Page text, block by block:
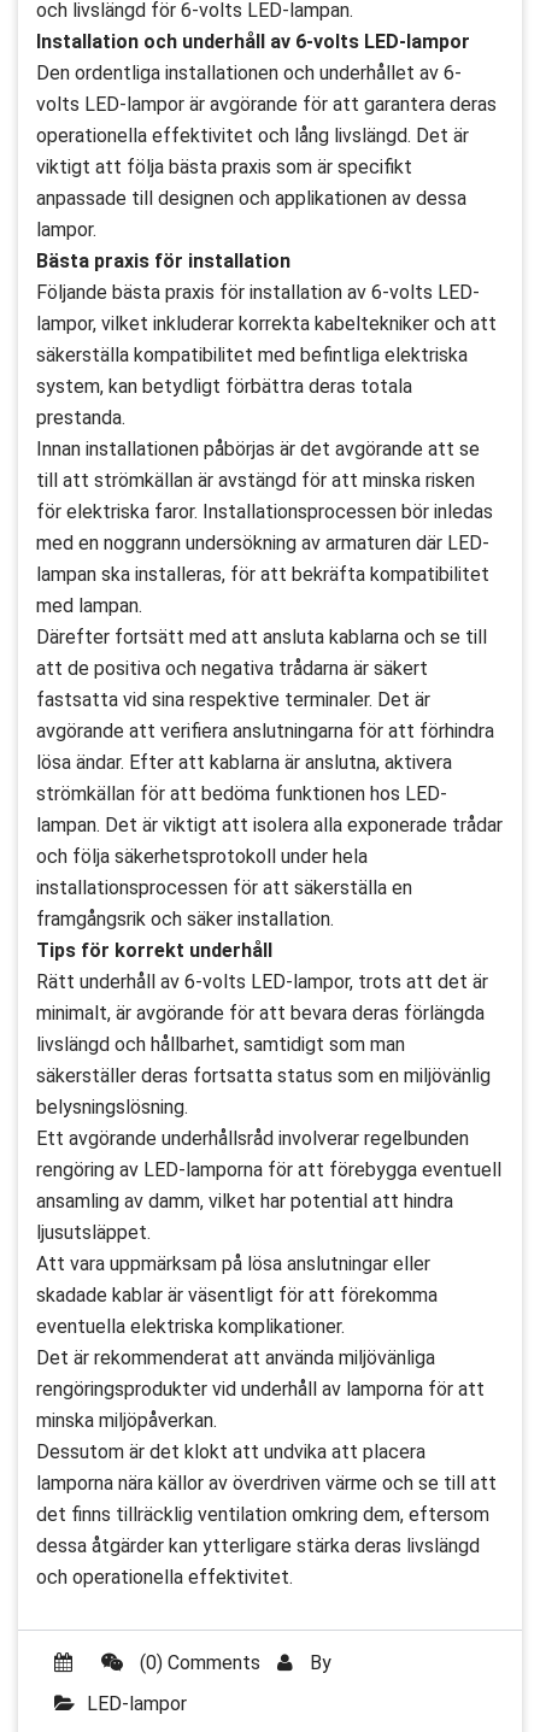
och livslängd för 6-volts LED-lampan.
Installation och underhåll av 6-volts LED-lampor
Den ordentliga installationen och underhållet av 6-
volts LED-lampor är avgörande för att garantera deras
operationella effektivitet och lång livslängd. Det är
viktigt att följa bästa praxis som är specifikt
anpassade till designen och applikationen av dessa
lampor.
Bästa praxis för installation
Följande bästa praxis för installation av 6-volts LED-
lampor, vilket inkluderar korrekta kabeltekniker och att
säkerställa kompatibilitet med befintliga elektriska
system, kan betydligt förbättra deras totala
prestanda.
Innan installationen påbörjas är det avgörande att se
till att strömkällan är avstängd för att minska risken
för elektriska faror. Installationsprocessen bör inledas
med en noggrann undersökning av armaturen där LED-
lampan ska installeras, för att bekräfta kompatibilitet
med lampan.
Därefter fortsätt med att ansluta kablarna och se till
att de positiva och negativa trådarna är säkert
fastsatta vid sina respektive terminaler. Det är
avgörande att verifiera anslutningarna för att förhindra
lösa ändar. Efter att kablarna är anslutna, aktivera
strömkällan för att bedöma funktionen hos LED-
lampan. Det är viktigt att isolera alla exponerade trådar
och följa säkerhetsprotokoll under hela
installationsprocessen för att säkerställa en
framgångsrik och säker installation.
Tips för korrekt underhåll
Rätt underhåll av 6-volts LED-lampor, trots att det är
minimalt, är avgörande för att bevara deras förlängda
livslängd och hållbarhet, samtidigt som man
säkerställer deras fortsatta status som en miljövänlig
belysningslösning.
Ett avgörande underhållsråd involverar regelbunden
rengöring av LED-lamporna för att förebygga eventuell
ansamling av damm, vilket har potential att hindra
ljusutsläppet.
Att vara uppmärksam på lösa anslutningar eller
skadade kablar är väsentligt för att förekomma
eventuella elektriska komplikationer.
Det är rekommenderat att använda miljövänliga
rengöringsprodukter vid underhåll av lamporna för att
minska miljöpåverkan.
Dessutom är det klokt att undvika att placera
lamporna nära källor av överdriven värme och se till att
det finns tillräcklig ventilation omkring dem, eftersom
dessa åtgärder kan ytterligare stärka deras livslängd
och operationella effektivitet.
(0) Comments
By
LED-lampor